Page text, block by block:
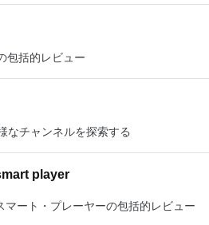
包括的レビュー
なチャンネルを探索する
player
マート・プレーヤーの包括的レビュー